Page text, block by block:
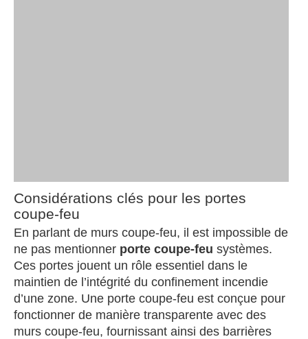
Considérations clés pour les portes
coupe-feu
En parlant de murs coupe-feu, il est impossible de
ne pas mentionner porte coupe-feu systèmes.
Ces portes jouent un rôle essentiel dans le
maintien de l’intégrité du confinement incendie
d’une zone. Une porte coupe-feu est conçue pour
fonctionner de manière transparente avec des
murs coupe-feu, fournissant ainsi des barrières